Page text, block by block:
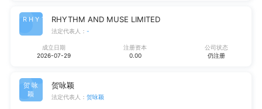
RHYT RHYTHM AND MUSE LIMITED
法定代表人： -
成立日期
2026-07-29
注册资本
0.00
公司状态
仍注册
贺咏
颖
贺咏颖
法定代表人： 贺咏颖